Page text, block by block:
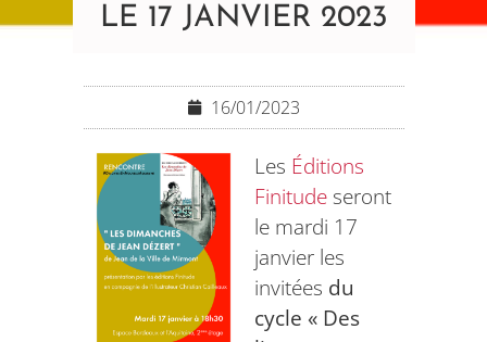
LE 17 JANVIER 2023
16/01/2023
Les Éditions
Finitude seront
le mardi 17
janvier les
invitées du
cycle « Des